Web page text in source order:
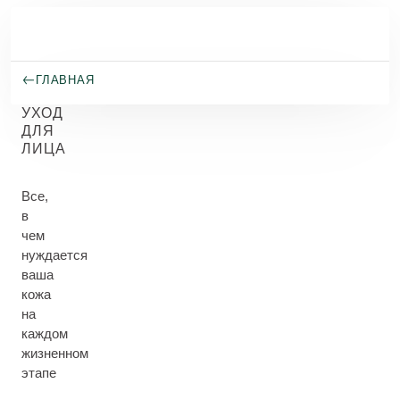
ГЛАВНАЯ
УХОД
ДЛЯ
ЛИЦА
Все,
в
чем
нуждается
ваша
кожа
на
каждом
жизненном
этапе